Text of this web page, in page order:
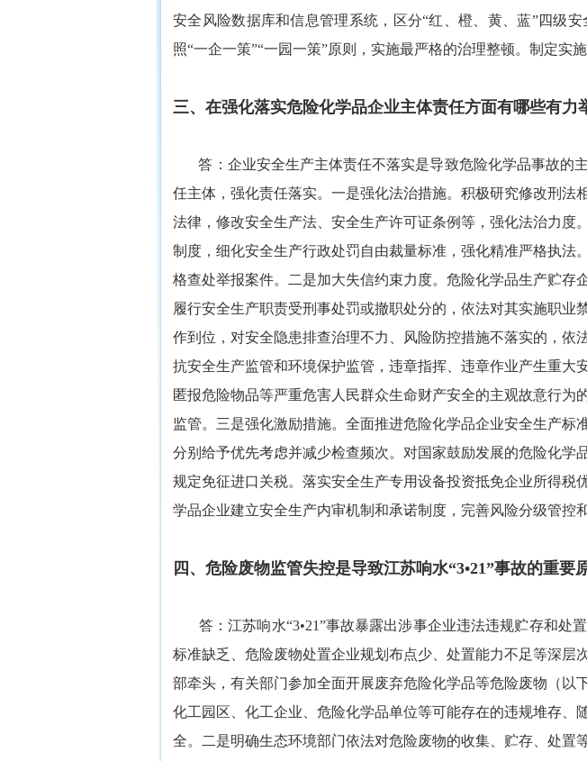
安全风险数据库和信息管理系统，区分“红、橙、黄、蓝”四级
照“一企一策”“一园一策”原则，实施最严格的治理整顿。制定实
三、在强化落实危险化学品企业主体责任方面有哪些有力
答：企业安全生产主体责任不落实是导致危险化学品事故的
任主体，强化责任落实。一是强化法治措施。积极研究修改刑
法律，修改安全生产法、安全生产许可证条例等，强化法治力
制度，细化安全生产行政处罚自由裁量标准，强化精准严格执
格查处举报案件。二是加大失信约束力度。危险化学品生产贮
履行安全生产职责受刑事处罚或撤职处分的，依法对其实施职
作到位，对安全隐患排查治理不力、风险防控措施不落实的，
抗安全生产监管和环境保护监管，违章指挥、违章作业产生重大
匿报危险物品等严重危害人民群众生命财产安全的主观故意行
监管。三是强化激励措施。全面推进危险化学品企业安全生产
分别给予优先考虑并减少检查频次。对国家鼓励发展的危险化
规定免征进口关税。落实安全生产专用设备投资抵免企业所得
学品企业建立安全生产内审机制和承诺制度，完善风险分级管控
四、危险废物监管失控是导致江苏响水“3•21”事故的重
答：江苏响水“3•21”事故暴露出涉事企业违法违规贮存和
标准缺乏、危险废物处置企业规划布点少、处置能力不足等深
部牵头，有关部门参加全面开展废弃危险化学品等危险废物（
化工园区、化工企业、危险化学品单位等可能存在的违规堆存
全。二是明确生态环境部门依法对危险废物的收集、贮存、处